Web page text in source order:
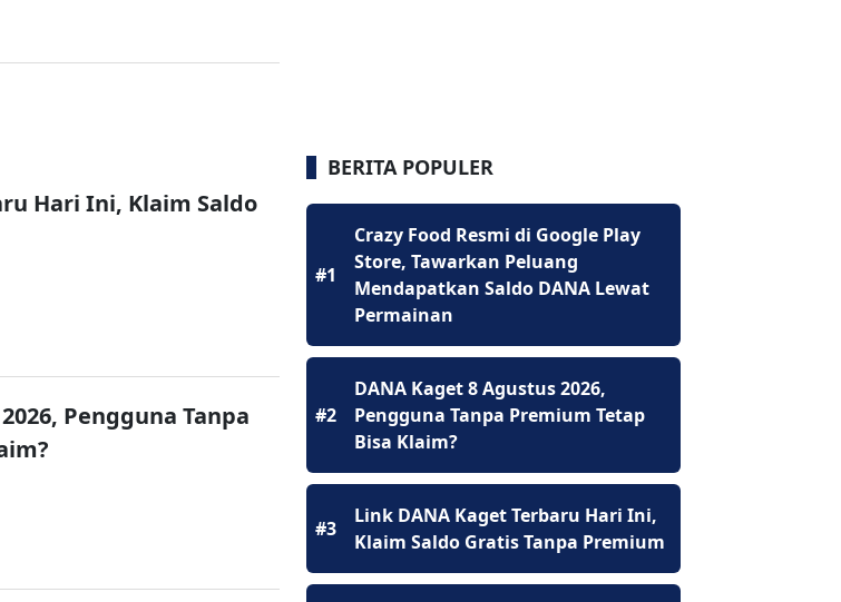
Hari Ini, Klaim Saldo
Pengguna Tanpa
BERITA POPULER
#1
Crazy Food Resmi di Google Play
Store, Tawarkan Peluang
Mendapatkan Saldo DANA Lewat
Permainan
#2
DANA Kaget 8 Agustus 2026,
Pengguna Tanpa Premium Tetap
Bisa Klaim?
#3
Link DANA Kaget Terbaru Hari Ini,
Klaim Saldo Gratis Tanpa Premium